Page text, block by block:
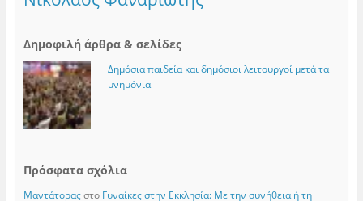
Δημοφιλή άρθρα & σελίδες
Δημόσια παιδεία και δημόσιοι λειτουργοί μετά τα
μνημόνια
Πρόσφατα σχόλια
Μαντάτοραςστο Γυναίκες στην Εκκλησία: Με την συνήθεια ή τη